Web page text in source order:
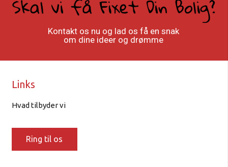
Kontakt os nu og lad os få en snak
om dine ideer og drømme
Links
Hvad tilbyder vi
Ring til os